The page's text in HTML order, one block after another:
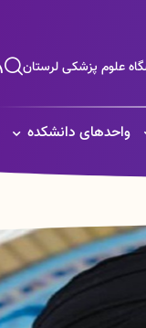
علوم پزشکی لرستان
واحدهای دانشکده